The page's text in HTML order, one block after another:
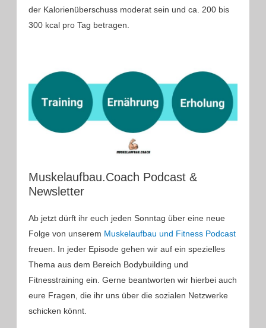
der Kalorienüberschuss moderat sein und ca. 200 bis
300 kcal pro Tag betragen.
Muskelaufbau.Coach Podcast &
Newsletter
Ab jetzt dürft ihr euch jeden Sonntag über eine neue
Folge von unserem Muskelaufbau und Fitness Podcast
freuen. In jeder Episode gehen wir auf ein spezielles
Thema aus dem Bereich Bodybuilding und
Fitnesstraining ein. Gerne beantworten wir hierbei auch
eure Fragen, die ihr uns über die sozialen Netzwerke
schicken könnt.